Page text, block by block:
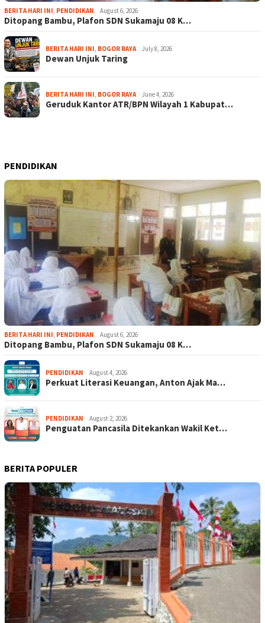
BERITA HARI INI, PENDIDIKAN August 6, 2026
Ditopang Bambu, Plafon SDN Sukamaju 08 K…
BERITA HARI INI, BOGOR RAYA July 8, 2026
Dewan Unjuk Taring
BERITA HARI INI, BOGOR RAYA June 4, 2026
Geruduk Kantor ATR/BPN Wilayah 1 Kabupat…
PENDIDIKAN
BERITA HARI INI, PENDIDIKAN August 6, 2026
Ditopang Bambu, Plafon SDN Sukamaju 08 K…
PENDIDIKAN August 4, 2026
Perkuat Literasi Keuangan, Anton Ajak Ma…
PENDIDIKAN August 2, 2026
Penguatan Pancasila Ditekankan Wakil Ket…
BERITA POPULER